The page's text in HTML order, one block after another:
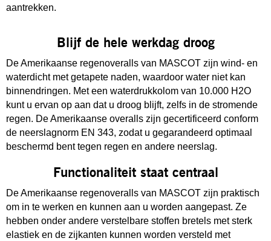
aantrekken.
Blijf de hele werkdag droog
De Amerikaanse regenoveralls van MASCOT zijn wind- en
waterdicht met getapete naden, waardoor water niet kan
binnendringen. Met een waterdrukkolom van 10.000 H2O
kunt u ervan op aan dat u droog blijft, zelfs in de stromende
regen. De Amerikaanse overalls zijn gecertificeerd conform
de neerslagnorm EN 343, zodat u gegarandeerd optimaal
beschermd bent tegen regen en andere neerslag.
Functionaliteit staat centraal
De Amerikaanse regenoveralls van MASCOT zijn praktisch
om in te werken en kunnen aan u worden aangepast. Ze
hebben onder andere verstelbare stoffen bretels met sterk
elastiek en de zijkanten kunnen worden versteld met